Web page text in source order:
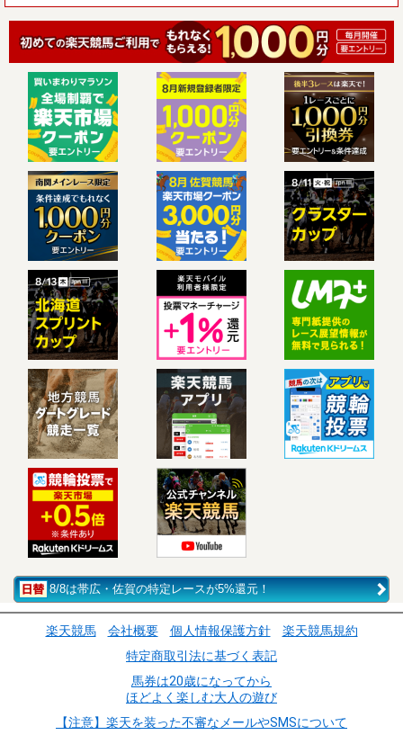
8/8は帯広・佐賀の特定レースが5%還元！
楽天競馬 会社概要 個人情報保護方針
楽天競馬規約
特定商取引法に基づく表記
馬券は20歳になってから
ほどよく楽しむ大人の遊び
【注意】楽天を装った不審なメールやSMSについて